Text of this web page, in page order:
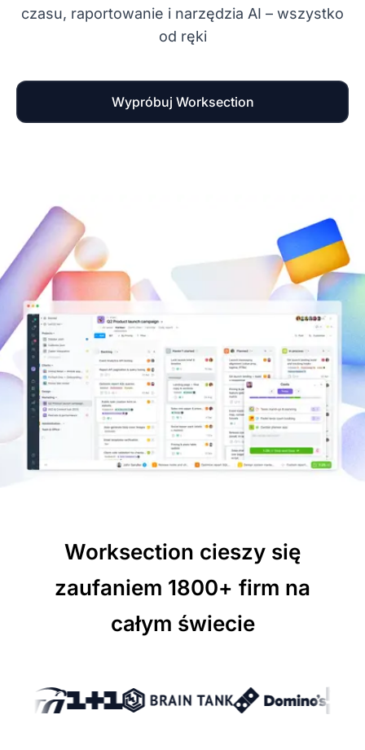
czasu, raportowanie i narzędzia AI – wszystko
od ręki
Wypróbuj Worksection
Worksection cieszy się
zaufaniem 1800+ firm na
całym świecie